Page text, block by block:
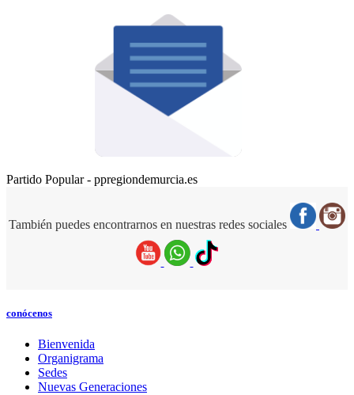
Partido Popular - ppregiondemurcia.es
También puedes encontrarnos en nuestras redes sociales
conócenos
Bienvenida
Organigrama
Sedes
Nuevas Generaciones